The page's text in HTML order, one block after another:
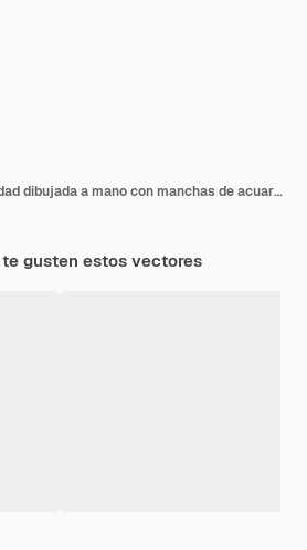
Fondo de vieja ciudad dibujada a mano con manchas de acuarela
gusten estos vectores